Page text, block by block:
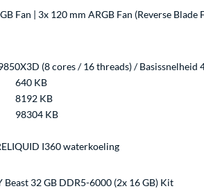
Fan | 3x 120 mm ARGB Fan (Reverse Blade
(8 cores / 16 threads) / Basissnelheid
640 KB
8192 KB
98304 KB
I360 waterkoeling
Beast 32 GB DDR5-6000 (2x 16 GB) Kit